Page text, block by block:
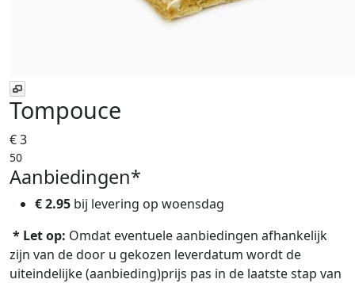
Tompouce
€ 3
50
Aanbiedingen*
€ 2.95 bij levering op woensdag
* Let op: Omdat eventuele aanbiedingen afhankelijk
zijn van de door u gekozen leverdatum wordt de
uiteindelijke (aanbieding)prijs pas in de laatste stap van